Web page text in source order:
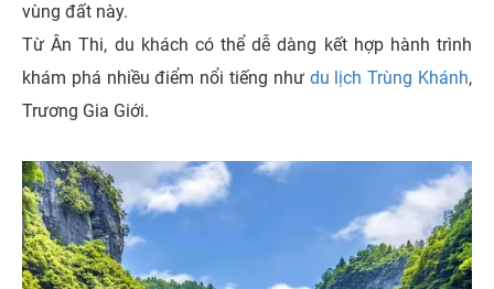
vùng đất này.
Từ Ân Thi, du khách có thể dễ dàng kết hợp hành trình
khám phá nhiều điểm nổi tiếng như du lịch Trùng Khánh,
Trương Gia Giới.